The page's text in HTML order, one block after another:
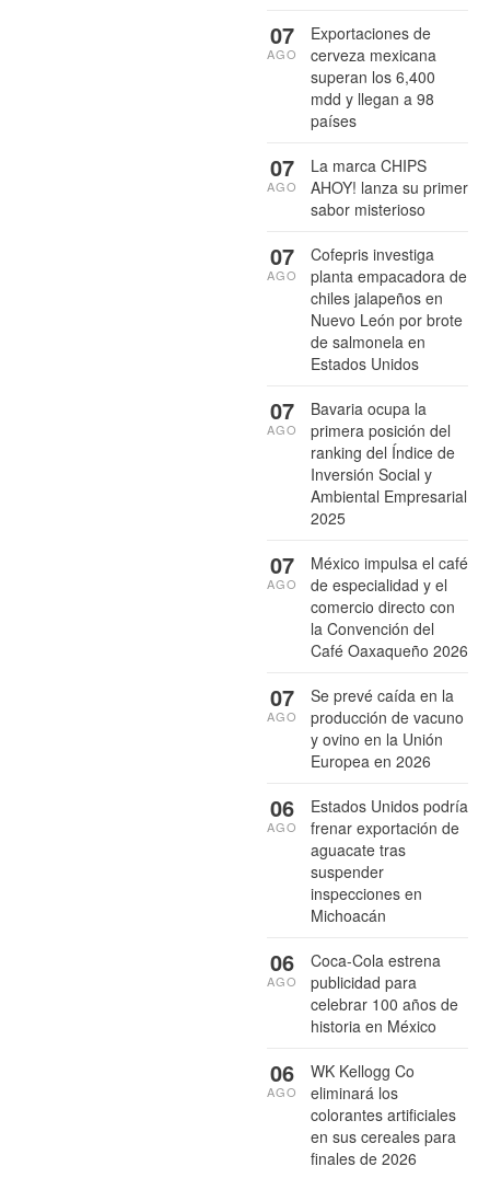
Exportaciones de
cerveza mexicana
superan los 6,400
mdd y llegan a 98
países
07
AGO
La marca CHIPS
AHOY! lanza su primer
sabor misterioso
07
AGO
Cofepris investiga
planta empacadora de
chiles jalapeños en
Nuevo León por brote
de salmonela en
Estados Unidos
07
AGO
Bavaria ocupa la
primera posición del
ranking del Índice de
Inversión Social y
Ambiental Empresarial
2025
07
AGO
México impulsa el café
de especialidad y el
comercio directo con
la Convención del
Café Oaxaqueño 2026
07
AGO
Se prevé caída en la
producción de vacuno
y ovino en la Unión
Europea en 2026
07
AGO
Estados Unidos podría
frenar exportación de
aguacate tras
suspender
inspecciones en
Michoacán
06
AGO
Coca-Cola estrena
publicidad para
celebrar 100 años de
historia en México
06
AGO
WK Kellogg Co
eliminará los
colorantes artificiales
en sus cereales para
finales de 2026
06
AGO